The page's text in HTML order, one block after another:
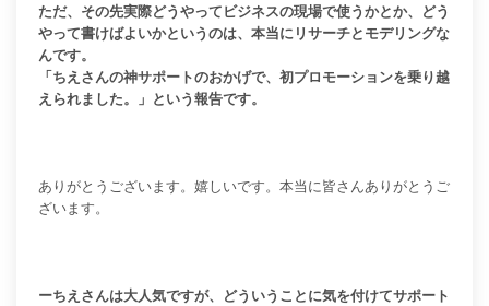
ただ、その先実際どうやってビジネスの現場で使うかとか、どう
やって書けばよいかというのは、本当にリサーチとモデリングな
んです。
「ちえさんの神サポートのおかげで、初プロモーションを乗り越
えられました。」という報告です。
ありがとうございます。嬉しいです。本当に皆さんありがとうご
ざいます。
ーちえさんは大人気ですが、どういうことに気を付けてサポート